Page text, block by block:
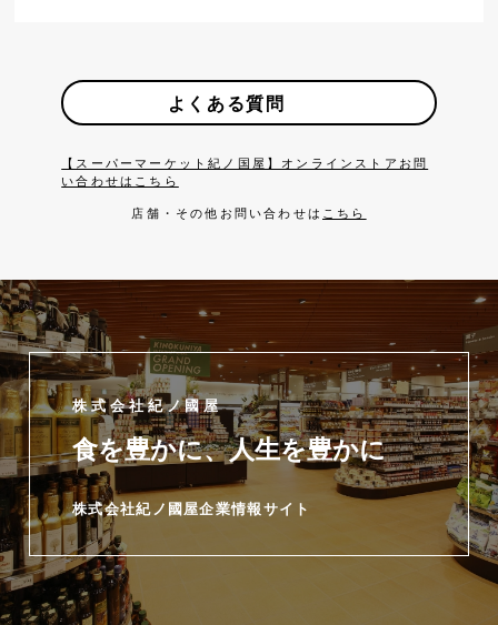
よくある質問
【スーパーマーケット紀ノ国屋】オンラインストアお問
い合わせはこちら
店舗・その他お問い合わせは こちら
株式会社紀ノ國屋
食を豊かに、人生を豊かに
株式会社紀ノ國屋企業情報サイト